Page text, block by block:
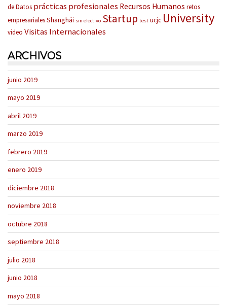
de Datos prácticas profesionales Recursos Humanos retos
empresarialesShanghái sin efectivo Startup test ucjc University
video Visitas Internacionales
ARCHIVOS
junio 2019
mayo 2019
abril 2019
marzo 2019
febrero 2019
enero 2019
diciembre 2018
noviembre 2018
octubre 2018
septiembre 2018
julio 2018
junio 2018
mayo 2018